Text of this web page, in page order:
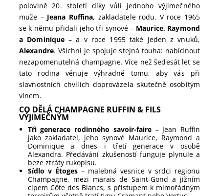
polovině 20. století díky vůli jednoho výjimečného
muže – Jeana Ruffina, zakladatele rodu. V roce 1965
se k němu přidali jeho tři synové – Maurice, Raymond
a Dominique – a v roce 1995 také jeden z vnuků,
Alexandre. Všichni je spojuje stejná touha: nabídnout
nezapomenutelná champagne. Více než šedesát let se
tato rodina věnuje výhradně tomu, aby vás při
slavnostních chvílích doprovázela skutečně osobitým
vínem.
CO DĚLÁ CHAMPAGNE RUFFIN & FILS
VÝJIMEČNÝM
Tři generace rodinného savoir-faire– Jean Ruffin
jako zakladatel, jeho synové Maurice, Raymond a
Dominique a dnes i třetí generace v osobě
Alexandra. Předávání zkušeností funguje plynule a
beze ztráty rukopisu.
Sídlo v Étoges– malebná vesnice v srdci regionu
Champagne, mezi marais de Saint-Gond a jižním
cípem Côte des Blancs, s přístupem k mimořádným